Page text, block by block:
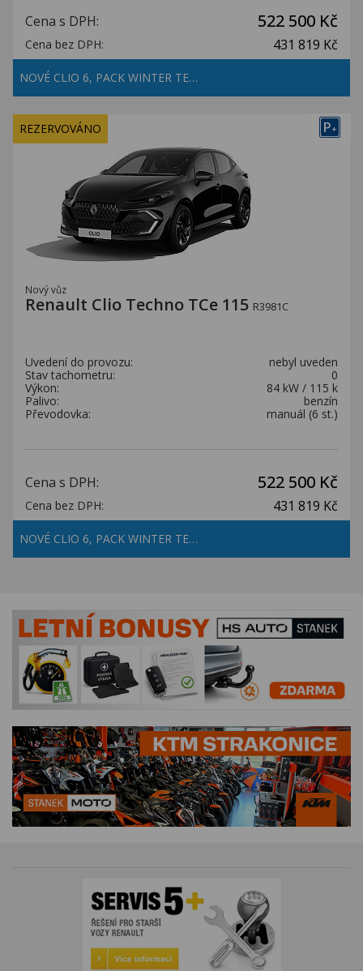
Cena s DPH: 522 500 Kč
Cena bez DPH: 431 819 Kč
NOVÉ CLIO 6, PACK WINTER TE…
P+
REZERVOVÁNO
Nový vůz
Renault Clio Techno TCe 115 R3981C
Uvedení do provozu:
nebyl uveden
Stav tachometru:
0
Výkon:
84 kW / 115 k
Palivo:
benzín
Převodovka:
manuál (6 st.)
Cena s DPH: 522 500 Kč
Cena bez DPH: 431 819 Kč
NOVÉ CLIO 6, PACK WINTER TE…